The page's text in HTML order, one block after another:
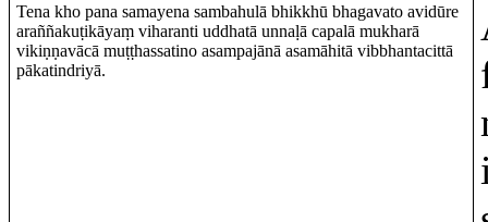
Tena kho pana samayena sambahulā bhikkhū bhagavato avidūre
araññakuṭikāyaṃ viharanti uddhatā unnaḷā capalā mukharā
vikiṇṇavācā muṭṭhassatino asampajānā asamāhitā vibbhantacittā
pākatindriyā.